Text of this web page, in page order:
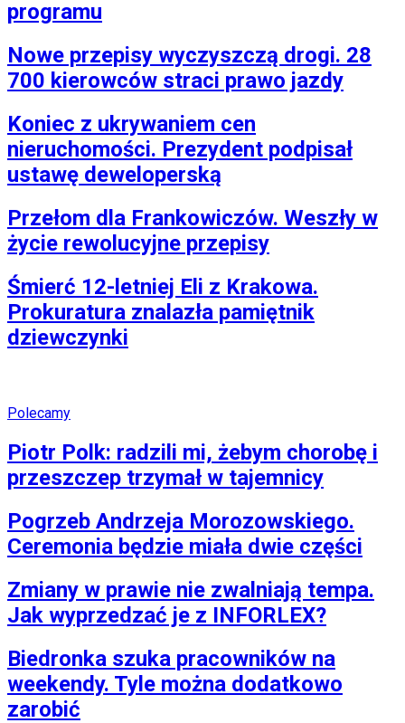
programu
Nowe przepisy wyczyszczą drogi. 28
700 kierowców straci prawo jazdy
Koniec z ukrywaniem cen
nieruchomości. Prezydent podpisał
ustawę deweloperską
Przełom dla Frankowiczów. Weszły w
życie rewolucyjne przepisy
Śmierć 12-letniej Eli z Krakowa.
Prokuratura znalazła pamiętnik
dziewczynki
Polecamy
Piotr Polk: radzili mi, żebym chorobę i
przeszczep trzymał w tajemnicy
Pogrzeb Andrzeja Morozowskiego.
Ceremonia będzie miała dwie części
Zmiany w prawie nie zwalniają tempa.
Jak wyprzedzać je z INFORLEX?
Biedronka szuka pracowników na
weekendy. Tyle można dodatkowo
zarobić